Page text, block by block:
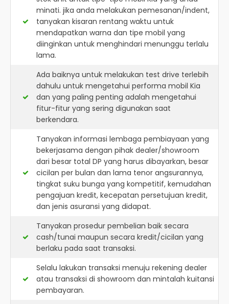
minati. jika anda melakukan pemesanan/indent,
tanyakan kisaran rentang waktu untuk
mendapatkan warna dan tipe mobil yang
diinginkan untuk menghindari menunggu terlalu
lama.
Ada baiknya untuk melakukan test drive terlebih
dahulu untuk mengetahui performa mobil Kia
dan yang paling penting adalah mengetahui
fitur-fitur yang sering digunakan saat
berkendara.
Tanyakan informasi lembaga pembiayaan yang
bekerjasama dengan pihak dealer/showroom
dari besar total DP yang harus dibayarkan, besar
cicilan per bulan dan lama tenor angsurannya,
tingkat suku bunga yang kompetitif, kemudahan
pengajuan kredit, kecepatan persetujuan kredit,
dan jenis asuransi yang didapat.
Tanyakan prosedur pembelian baik secara
cash/tunai maupun secara kredit/cicilan yang
berlaku pada saat transaksi.
Selalu lakukan transaksi menuju rekening dealer
atau transaksi di showroom dan mintalah kuitansi
pembayaran.